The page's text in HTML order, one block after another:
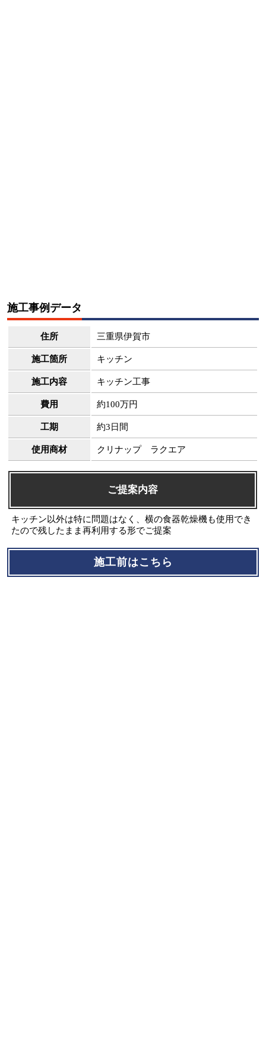
施工事例データ
住所 三重県伊賀市
施工箇所 キッチン
施工内容 キッチン工事
費用 約100万円
工期 約3日間
使用商材 クリナップ ラクエア
ご提案内容
キッチン以外は特に問題はなく、横の食器乾燥機も使用でき
たので残したまま再利用する形でご提案
施工前はこちら